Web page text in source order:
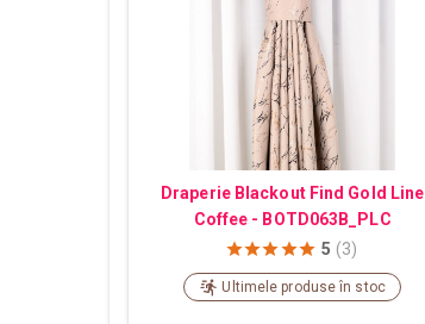
Draperie Blackout Find Gold Line
Coffee - BOTD063B_PLC
5 (3)
Ultimele produse în stoc